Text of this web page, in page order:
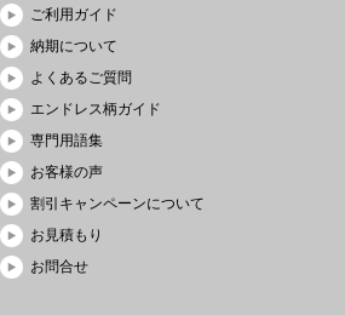
ご利用ガイド
納期について
よくあるご質問
エンドレス柄ガイド
専門用語集
お客様の声
割引キャンペーンについて
お見積もり
お問合せ